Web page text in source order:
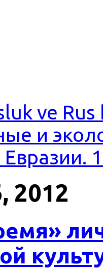
ve Rus
и
2012